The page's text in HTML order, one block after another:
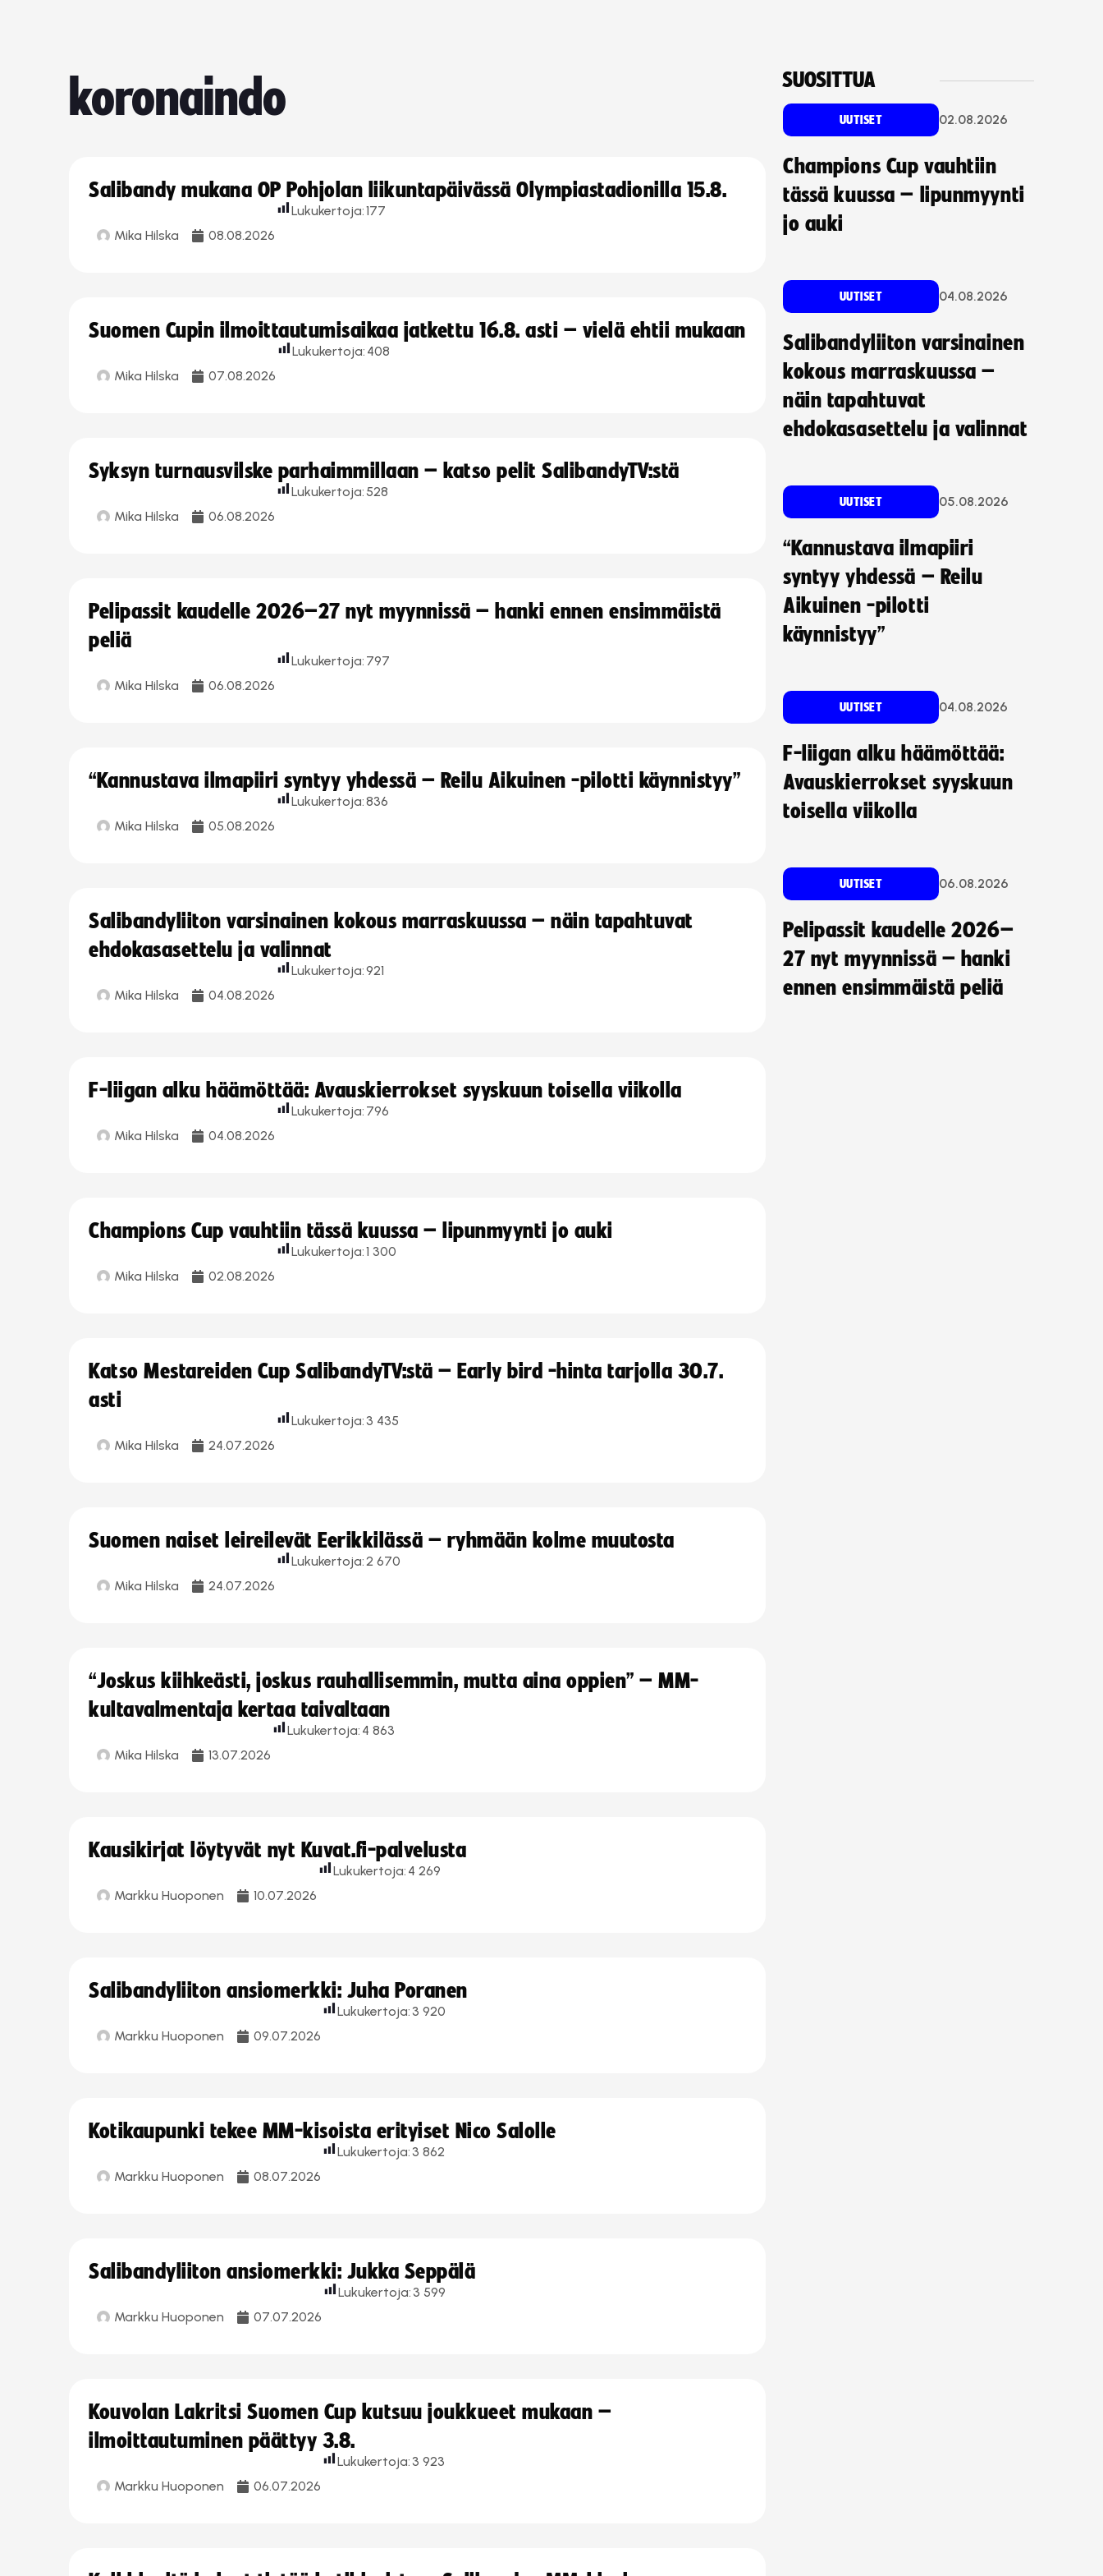
koronaindo
Salibandy mukana OP Pohjolan liikuntapäivässä Olympiastadionilla 15.8.
Mika Hilska 08.08.2026
Lukukertoja:177
Suomen Cupin ilmoittautumisaikaa jatkettu 16.8. asti – vielä ehtii mukaan
Mika Hilska 07.08.2026
Lukukertoja: 408
Syksyn turnausvilske parhaimmillaan – katso pelit SalibandyTV:stä
Mika Hilska 06.08.2026
Lukukertoja: 528
Pelipassit kaudelle 2026–27 nyt myynnissä – hanki ennen ensimmäistä
peliä
Mika Hilska 06.08.2026
Lukukertoja: 797
“Kannustava ilmapiiri syntyy yhdessä – Reilu Aikuinen -pilotti käynnistyy”
Mika Hilska 05.08.2026
Lukukertoja:836
Salibandyliiton varsinainen kokous marraskuussa – näin tapahtuvat
ehdokasasettelu ja valinnat
Mika Hilska 04.08.2026
Lukukertoja:921
F-liigan alku häämöttää: Avauskierrokset syyskuun toisella viikolla
Mika Hilska 04.08.2026
Lukukertoja: 796
Champions Cup vauhtiin tässä kuussa – lipunmyynti jo auki
Mika Hilska 02.08.2026
Lukukertoja:1 300
Katso Mestareiden Cup SalibandyTV:stä – Early bird -hinta tarjolla 30.7.
asti
Mika Hilska 24.07.2026
Lukukertoja: 3 435
Suomen naiset leireilevät Eerikkilässä – ryhmään kolme muutosta
Mika Hilska 24.07.2026
Lukukertoja:2 670
“Joskus kiihkeästi, joskus rauhallisemmin, mutta aina oppien” – MM-
kultavalmentaja kertaa taivaltaan
Mika Hilska 13.07.2026
Lukukertoja: 4 863
Kausikirjat löytyvät nyt Kuvat.fi-palvelusta
Markku Huoponen 10.07.2026
Lukukertoja: 4 269
Salibandyliiton ansiomerkki: Juha Poranen
Markku Huoponen 09.07.2026
Lukukertoja: 3 920
Kotikaupunki tekee MM-kisoista erityiset Nico Salolle
Markku Huoponen 08.07.2026
Lukukertoja: 3 862
Salibandyliiton ansiomerkki: Jukka Seppälä
Markku Huoponen 07.07.2026
Lukukertoja: 3 599
Kouvolan Lakritsi Suomen Cup kutsuu joukkueet mukaan –
ilmoittautuminen päättyy 3.8.
Markku Huoponen 06.07.2026
Lukukertoja: 3 923
SUOSITTUA
UUTISET 02.08.2026
Champions Cup vauhtiin
tässä kuussa – lipunmyynti
jo auki
UUTISET 04.08.2026
Salibandyliiton varsinainen
kokous marraskuussa –
näin tapahtuvat
ehdokasasettelu ja valinnat
UUTISET 05.08.2026
“Kannustava ilmapiiri
syntyy yhdessä – Reilu
Aikuinen -pilotti
käynnistyy”
UUTISET 04.08.2026
F-liigan alku häämöttää:
Avauskierrokset syyskuun
toisella viikolla
UUTISET 06.08.2026
Pelipassit kaudelle 2026–
27 nyt myynnissä – hanki
ennen ensimmäistä peliä